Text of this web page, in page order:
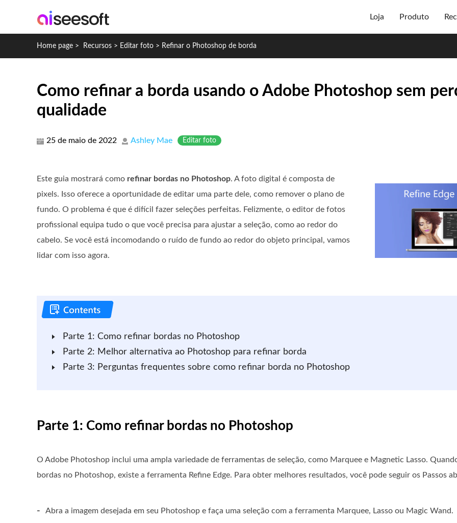
Loja Produto
Home page > Recursos > Editar foto > Refinar o Photoshop de borda
Como refinar a borda usando o Adobe Photoshop sem
qualidade
25 de maio de 2022 Ashley Mae Editar foto
Este guia mostrará como refinar bordas no Photoshop. A foto digital é composta de
pixels. Isso oferece a oportunidade de editar uma parte dele, como remover o plano de
fundo. O problema é que é difícil fazer seleções perfeitas. Felizmente, o editor de fotos
profissional equipa tudo o que você precisa para ajustar a seleção, como ao redor do
cabelo. Se você está incomodando o ruído de fundo ao redor do objeto principal, vamos
lidar com isso agora.
Parte 1: Como refinar bordas no Photoshop
Parte 2: Melhor alternativa ao Photoshop para refinar borda
Parte 3: Perguntas frequentes sobre como refinar borda no Photoshop
Parte 1: Como refinar bordas no Photoshop
O Adobe Photoshop inclui uma ampla variedade de ferramentas de seleção, como Marquee e Magnetic Lasso.
bordas no Photoshop, existe a ferramenta Refine Edge. Para obter melhores resultados, você pode seguir os Passos
- Abra a imagem desejada em seu Photoshop e faça uma seleção com a ferramenta Marquee, Lasso ou Magic Wand.